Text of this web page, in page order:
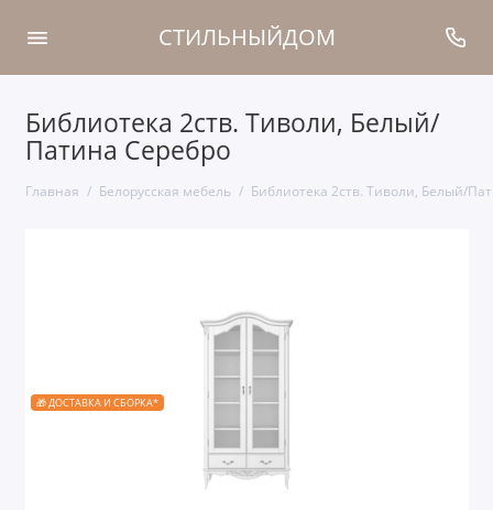
СТИЛЬНЫЙДОМ
Библиотека 2ств. Тиволи, Белый/
Патина Серебро
Главная Белорусская мебель Библиотека 2ств. Тиволи, Белый/
🎁 ДОСТАВКА И СБОРКА*